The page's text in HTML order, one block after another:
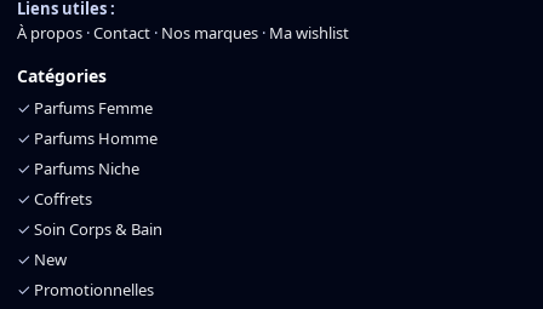
Liens utiles :
À propos ·Contact · Nos marques · Ma wishlist
Catégories
✓ Parfums Femme
✓ Parfums Homme
✓ Parfums Niche
✓ Coffrets
✓ Soin Corps & Bain
✓ New
✓ Promotionnelles